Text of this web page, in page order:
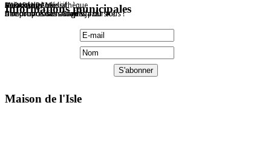
Maison de l'Isle
De nombreuses activités pour tous !
Destockage Massif
Une proposition Grap's
Animations médiathèque
A découvrir dans l'agenda du site
HAPARANDA
Une proposition Auvers Jazz
Informations municipales
Maison de l'Isle